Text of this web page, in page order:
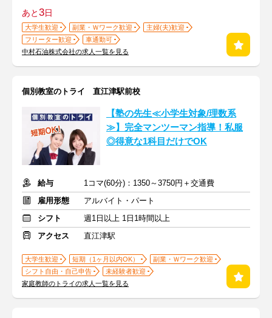
あと3日
大学生歓迎 副業・Ｗワーク歓迎
主婦(夫)歓迎
フリーター歓迎
車通勤可
中村石油株式会社の求人一覧を見る
個別教室のトライ 直江津駅前校
【塾の先生≪小学生対象/理数系
≫】完全マンツーマン指導！私服
◎得意な1科目だけでOK
給与
1コマ(60分)：1350～3750円＋交通費
雇用形態
アルバイト・パート
シフト
週1日以上 1日1時間以上
アクセス
直江津駅
大学生歓迎 短期（1ヶ月以内OK）
副業・Ｗワーク歓迎
シフト自由・自己申告
未経験者歓迎
家庭教師のトライの求人一覧を見る